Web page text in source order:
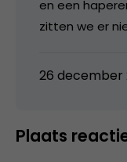
en een
zitten we er
26 december
Plaats